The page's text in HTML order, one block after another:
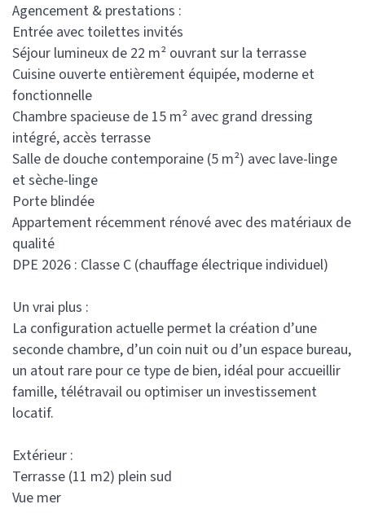
Agencement & prestations :
Entrée avec toilettes invités
Séjour lumineux de 22 m² ouvrant sur la terrasse
Cuisine ouverte entièrement équipée, moderne et
fonctionnelle
Chambre spacieuse de 15 m² avec grand dressing
intégré, accès terrasse
Salle de douche contemporaine (5 m²) avec lave-linge
et sèche-linge
Porte blindée
Appartement récemment rénové avec des matériaux de
qualité
DPE 2026 : Classe C (chauffage électrique individuel)
Un vrai plus :
La configuration actuelle permet la création d’une
seconde chambre, d’un coin nuit ou d’un espace bureau,
un atout rare pour ce type de bien, idéal pour accueillir
famille, télétravail ou optimiser un investissement
locatif.
Extérieur :
Terrasse (11 m2) plein sud
Vue mer